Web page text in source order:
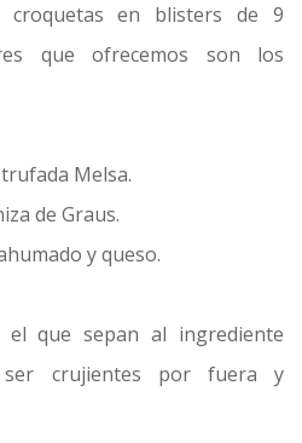
croquetas en blisters de 9
que ofrecemos son los
Melsa.
de Graus.
y queso.
el que sepan al ingrediente
ser crujientes por fuera y